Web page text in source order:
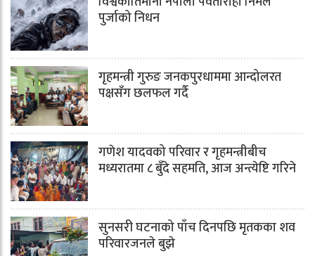
पुर्जाको निधन
गृहमन्त्री गुरुङ जनकपुरधाममा आन्दोलरत
पक्षसँग छलफल गर्दै
गणेश यादवको परिवार र गृहमन्त्रीबीच
मध्यरातमा ८ बुँदे सहमति, आज अन्त्येष्टि गरिने
सुनसरी घटनाको पाँच दिनपछि मृतकका शव
परिवारजनले बुझे